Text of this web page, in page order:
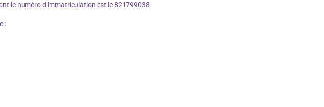
le numéro d’immatriculation est le 821799038
: